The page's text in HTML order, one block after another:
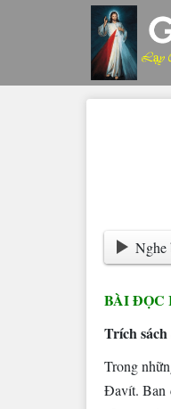
Nghe
BÀI ĐỌC
Trích
Trong
Ðavít. Ban